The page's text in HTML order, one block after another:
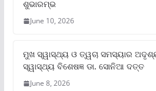
ଶୁଭାରମ୍ଭ
June 10, 2026
ମୁଖ ସ୍ୱାସ୍ଥ୍ୟ ଓ ତ୍ୱଚା ସମସ୍ୟାର
ସ୍ୱାସ୍ଥ୍ୟ ବିଶେଷଜ୍ଞ ଡା. ସୋନିଆ ଦତ୍ତ
June 8, 2026